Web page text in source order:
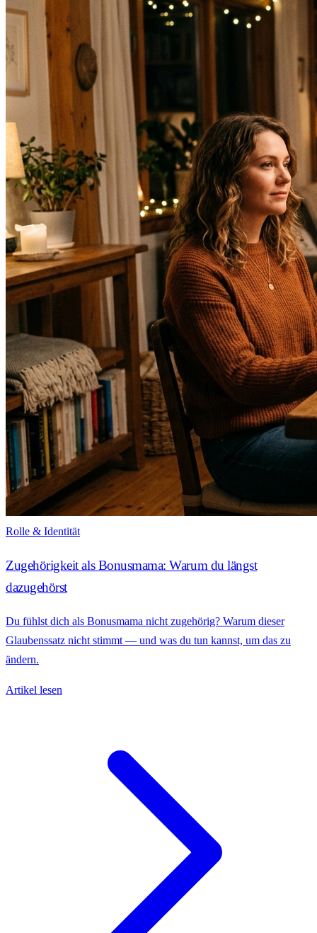
Rolle & Identität
Zugehörigkeit als Bonusmama: Warum du längst
dazugehörst
Du fühlst dich als Bonusmama nicht zugehörig? Warum dieser
Glaubenssatz nicht stimmt — und was du tun kannst, um das zu
ändern.
Artikel lesen